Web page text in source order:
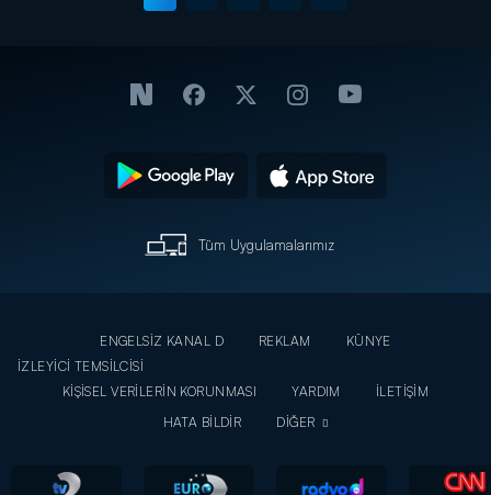
Tüm Uygulamalarımız
ENGELSİZ KANAL D REKLAM
KÜNYE
İZLEYİCİ TEMSİLCİSİ
KİŞİSEL VERİLERİN KORUNMASI
YARDIM
İLETİŞİM
HATA BİLDİR
DİĞER